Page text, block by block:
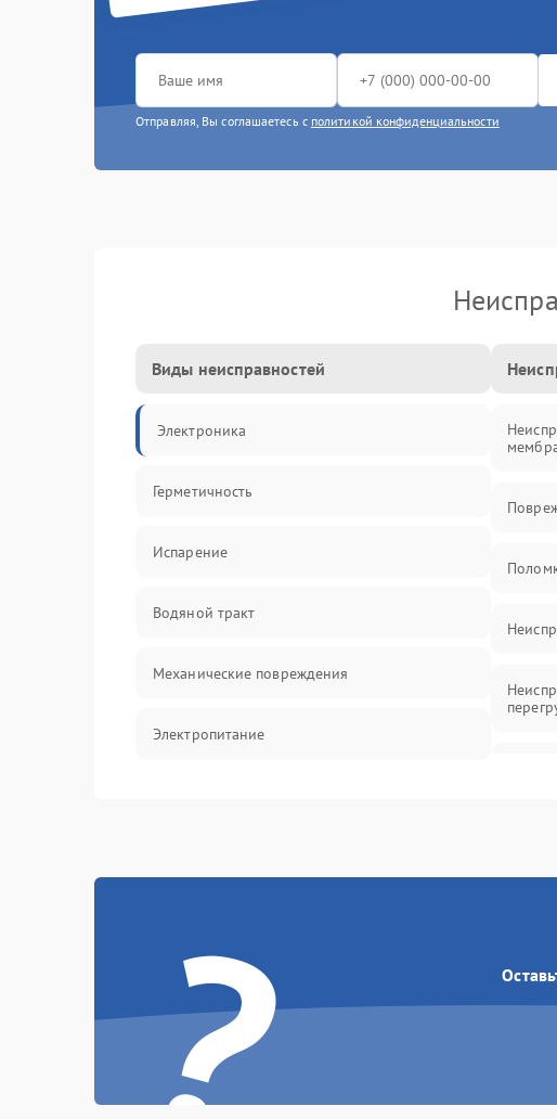
Отправляя, Вы соглашаетесь с политикой конфиденциальности
Виды неисправностей
Электроника
Герметичность
Испарение
Водяной тракт
Механические повреждения
Электропитание
?